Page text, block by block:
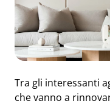
Tra gli interessanti
che vanno a